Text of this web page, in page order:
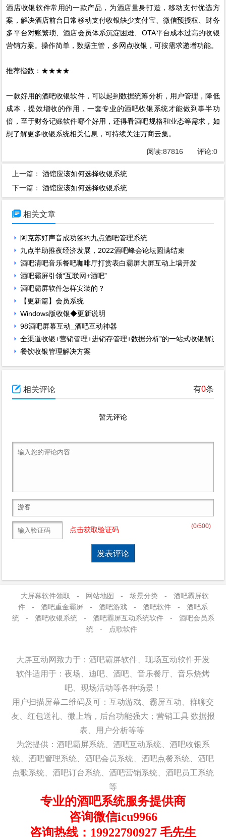
酒店收银软件常用的一款产品，为酒店量身打造，移动支付优选方
案，解决酒店前台日常移动支付收银缺少支付宝、微信预授权、财务
多平台对账繁琐、酒店会员体系沉淀困难、OTA平台成本过高的收银
营销方案。操作简单，数据主管，多网点收银，可按需求递增功能。
推荐指数：★★★★
一款好用的酒吧收银软件，可以起到数据统筹分析，用户管理，降低
成本，提效增收的作用，一套专业的酒吧收银系统才能做到事半功
倍，至于财务记账软件哪个好用，还得看酒吧规格和业态等需求，如
想了解更多收银系统相关信息，可持续关注万商云集。
阅读:87816 评论:0
上一篇：酒馆应该如何选择收银系统
下一篇：酒馆应该如何选择收银系统
 相关文章
阿克苏好声音成功签约九点酒吧管理系统
九点半助推夜经济发展，2022酒吧峰会论坛圆满结束
酒吧清吧音乐餐吧咖啡厅打赏表白霸屏大屏互动上墙开发
酒吧霸屏引领“互联网+酒吧”
酒吧霸屏软件怎样安装的？
【更新篇】会员系统
Windows版收银◆更新说明
98酒吧屏幕互动_酒吧互动神器
全渠道收银+营销管理+进销存管理+数据分析”的一站式收银解决
餐饮收银管理解决方案
 相关评论 有0条
暂无评论
(0/500)
点击获取验证码
大屏幕软件领取 - 网站地图 - 场景分类 -
酒吧霸屏软
件
- 酒吧重金霸屏 - 酒吧游戏 - 酒吧软件 -
酒吧系
统
- 酒吧收银系统 - 酒吧霸屏互动系统软件 -
酒吧会员系
统
- 点歌软件
大屏互动网致力于：酒吧霸屏软件、现场互动软件开发
软件适用于：夜场、迪吧、酒吧、音乐餐厅、音乐烧烤
吧、现场活动等各种场景！
用户扫描屏幕二维码及可： 互动游戏、 霸屏互动、群聊交
友、红包送礼、微上墙， 后台功能强大；营销工具 数据报
表、用户分析等等
为您提供：酒吧霸屏系统、酒吧互动系统、酒吧收银系
统、酒吧管理系统、酒吧会员系统、酒吧点餐系统、酒吧
点歌系统、酒吧订台系统、酒吧营销系统、酒吧员工系统
等
专业的酒吧系统服务提供商
咨询微信icu9966
咨询热线：19922790927 毛先生